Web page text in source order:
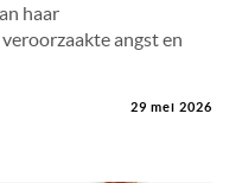
haar
angst en
29 mei 2026